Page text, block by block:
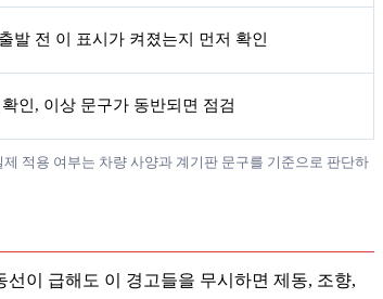
발 전 이 표시가 켜졌는지 먼저 확인
인, 이상 문구가 동반되면 점검
적용 여부는 차량 사양과 계기판 문구를 기준으로 판단하
이 급해도 이 경고들을 무시하면 제동, 조향,